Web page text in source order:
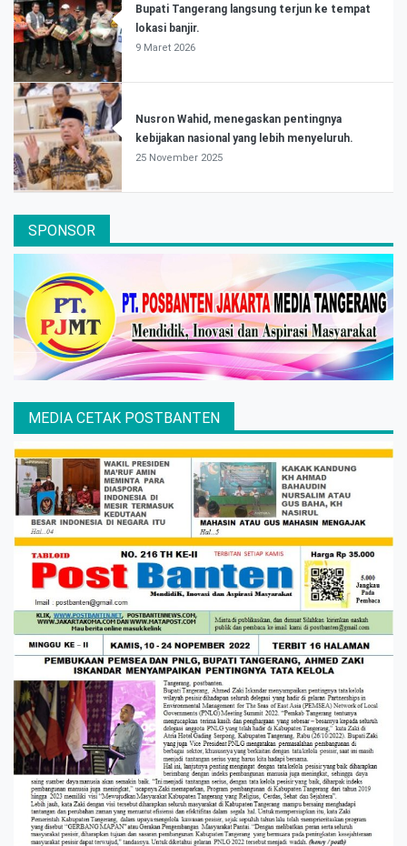
Bupati Tangerang langsung terjun ke tempat
lokasi banjir.
9 Maret 2026
Nusron Wahid, menegaskan pentingnya
kebijakan nasional yang lebih menyeluruh.
25 November 2025
SPONSOR
MEDIA CETAK POSTBANTEN